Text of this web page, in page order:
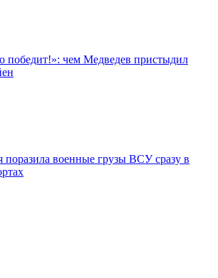
победит!»: чем Медведев пристыдил
поразила военные грузы ВСУ сразу в